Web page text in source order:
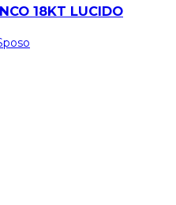
18KT LUCIDO